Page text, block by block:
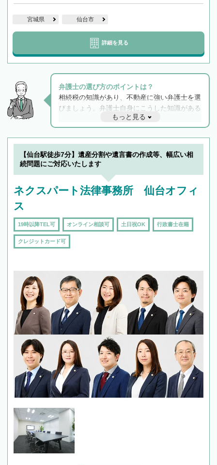
宮城県 仙台市
詳細を見る
弁護士の選び方のポイントは？
相続税の知識があり、不動産に強い弁護士を選
びましょう。弁護士自身にこうした知識がある
と他士業との連携もスムーズに進み、トラブル
解決のみならず相続をトータルで任せることが
できます。また、相続は感情がからむ分野なの
でフィーリングも重要です。実際に電話や面談
で複数の弁護士と会話をしてウマが合う方に依
もっと見る
【仙台駅徒歩7分】遺産分割や遺言書の作成等、幅広い相
続問題にご対応いたします
ネクスパート法律事務所 仙台オフィ
ス
19時以降TEL可 オンライン相談可 土日祝OK 行政書士在籍
クレジットカード可